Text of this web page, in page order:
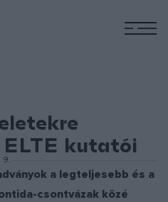
kutatói
9.
a legteljesebb és a
csontvázak közé